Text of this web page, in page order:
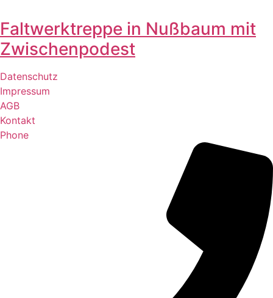
Faltwerktreppe in Nußbaum mit
Zwischenpodest
Datenschutz
Impressum
AGB
Kontakt
Phone